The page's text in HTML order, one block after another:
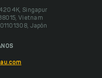
Singapur
Vietnam
Japón